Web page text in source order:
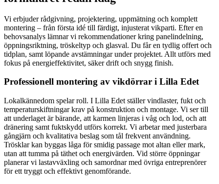
Vi erbjuder rådgivning, projektering, uppmätning och komplett
montering – från första idé till färdigt, injusterat vikparti. Efter en
behovsanalys lämnar vi rekommendationer kring panelindelning,
öppningsriktning, tröskeltyp och glasval. Du får en tydlig offert och
tidplan, samt löpande avstämningar under projektet. Allt utförs med
fokus på energieffektivitet, säker drift och snygg finish.
Professionell montering av vikdörrar i Lilla Edet
Lokalkännedom spelar roll. I Lilla Edet ställer vindlaster, fukt och
temperaturskiftningar krav på konstruktion och montage. Vi ser till
att underlaget är bärande, att karmen linjeras i våg och lod, och att
dränering samt fuktskydd utförs korrekt. Vi arbetar med justerbara
gångjärn och kvalitativa beslag som tål frekvent användning.
Trösklar kan byggas låga för smidig passage mot altan eller mark,
utan att tumma på täthet och energivärden. Vid större öppningar
planerar vi lastavväxling och samordnar med övriga entreprenörer
för ett tryggt och effektivt genomförande.